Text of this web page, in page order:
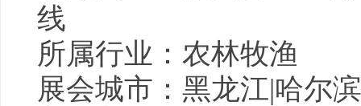
线
所属行业：农林牧渔
展会城市：黑龙江|哈尔